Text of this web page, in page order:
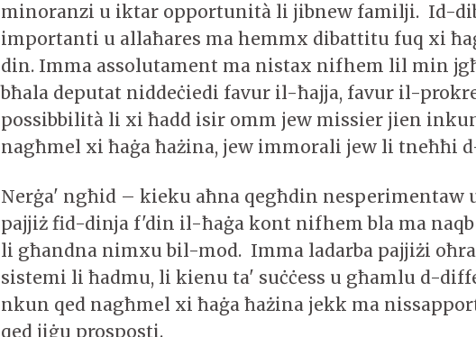
minoranzi u iktar opportunità li jibnew familji. Id-
importanti u allaħares ma hemmx dibattitu fuq xi
din. Imma assolutament ma nistax nifhem lil min
bħala deputat niddeċiedi favur il-ħajja, favur il-
possibbilità li xi ħadd isir omm jew missier jien
nagħmel xi ħaġa ħażina, jew immorali jew li tneħħi
Nerġa' ngħid – kieku aħna qegħdin nesperimentaw
pajjiż fid-dinja f'din il-ħaġa kont nifhem bla ma
li għandna nimxu bil-mod. Imma ladarba pajjiżi
sistemi li ħadmu, li kienu ta' suċċess u għamlu d-
nkun qed nagħmel xi ħaġa ħażina jekk ma
qed jiġu prosposti.